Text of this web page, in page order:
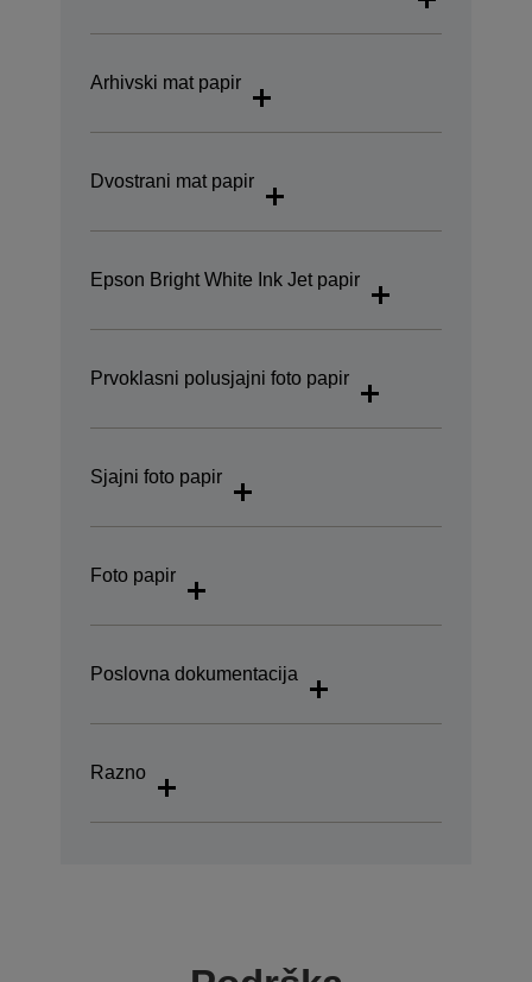
Arhivski mat papir
Dvostrani mat papir
Epson Bright White Ink Jet papir
Prvoklasni polusjajni foto papir
Sjajni foto papir
Foto papir
Poslovna dokumentacija
Razno